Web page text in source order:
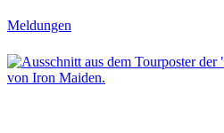
Meldungen